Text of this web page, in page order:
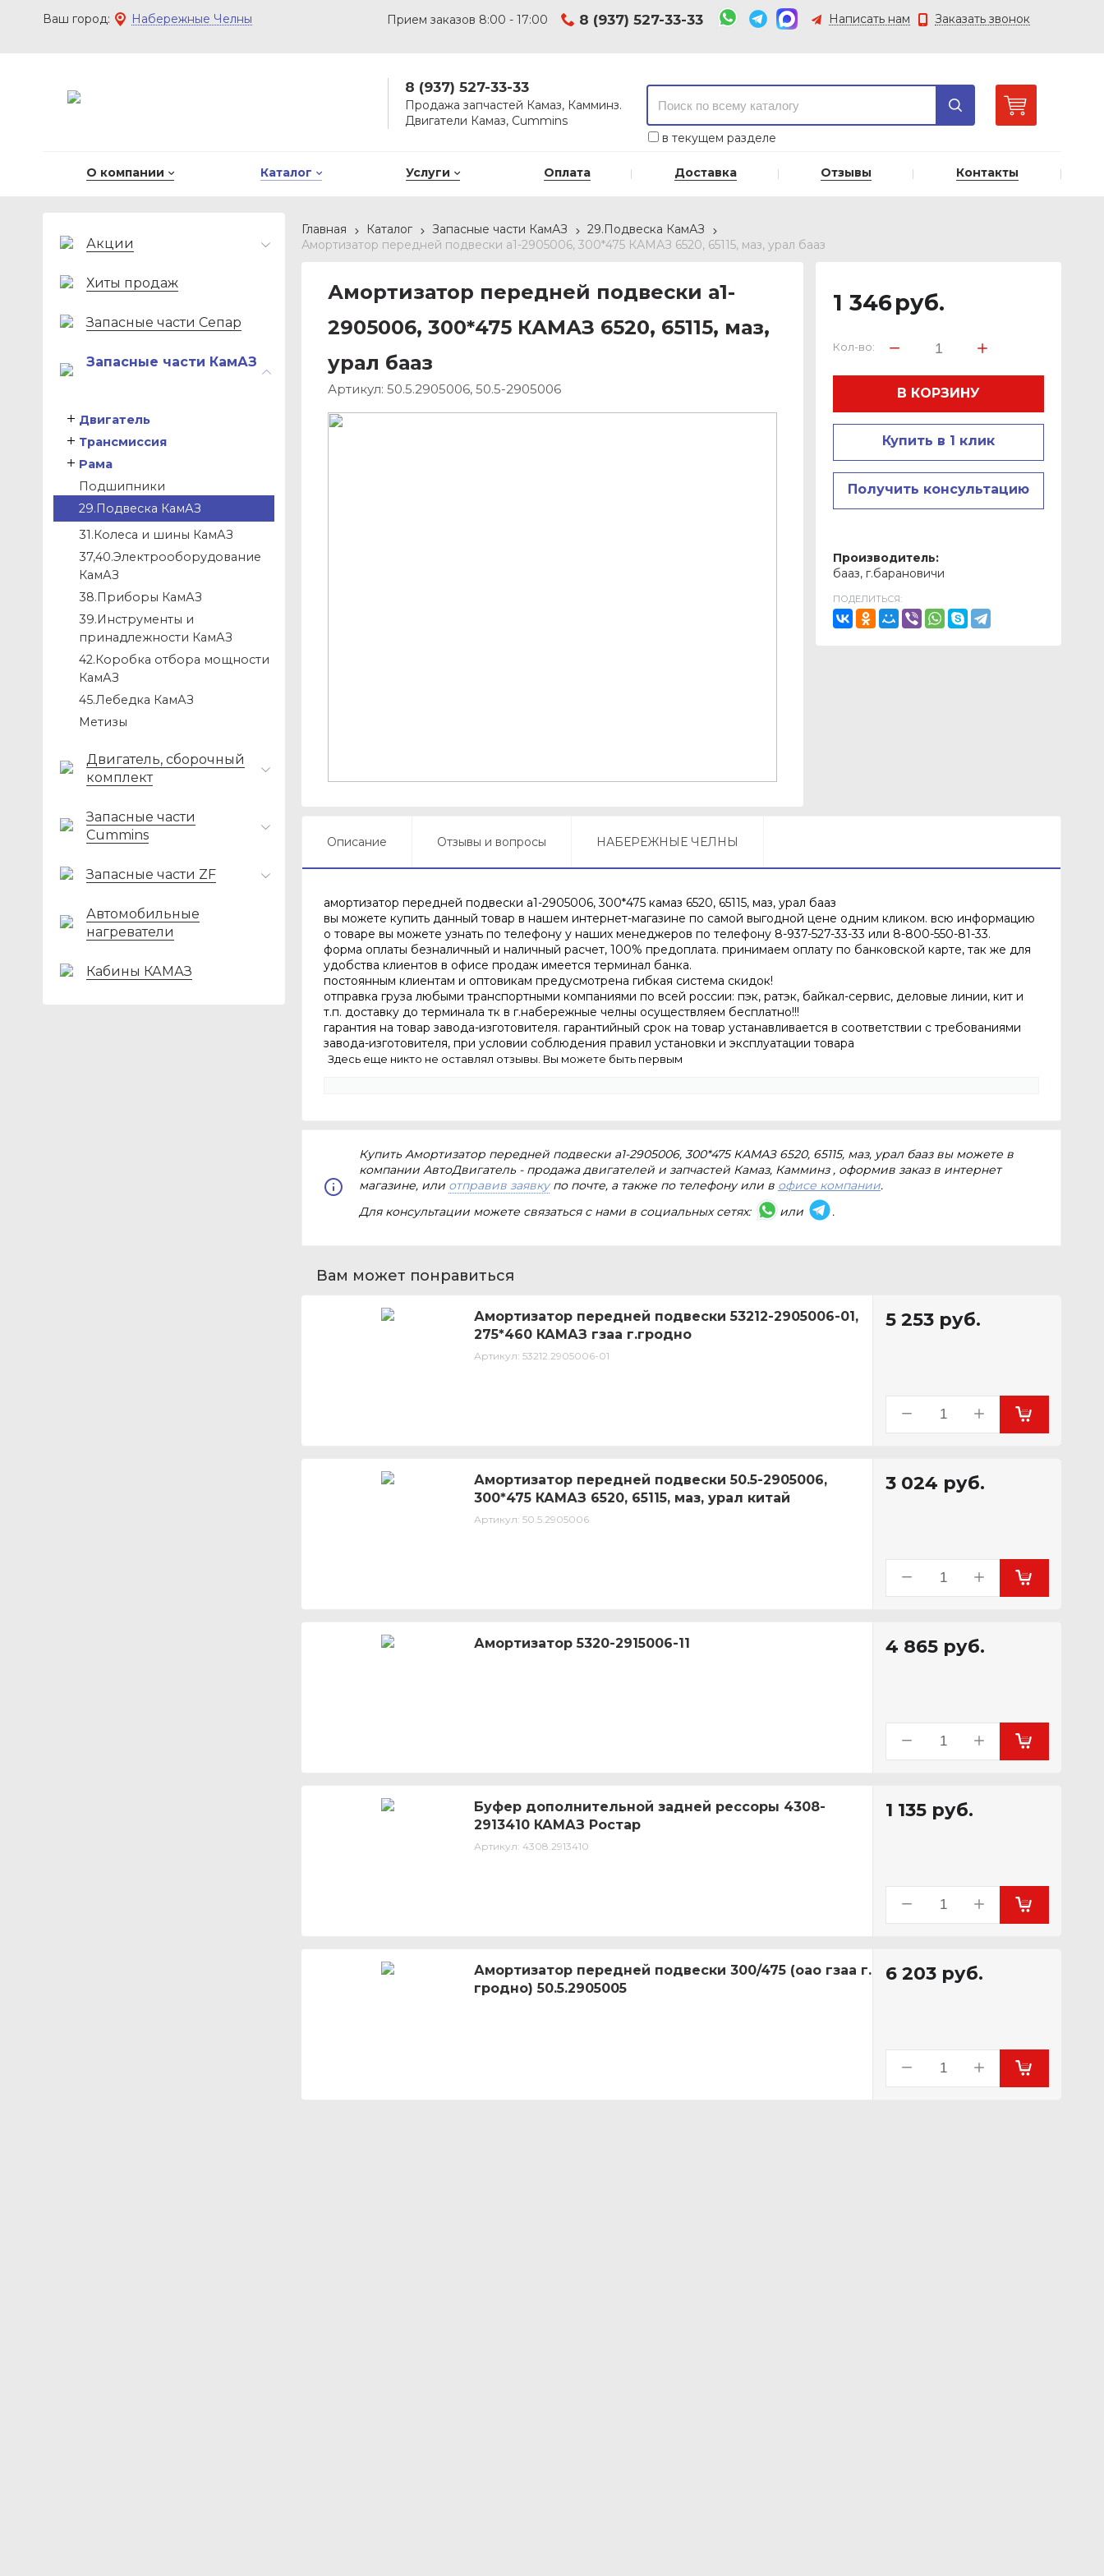
Набережные Челны Прием заказов 8:00 - 17:00 8 (937) 527-33-33 Написать нам Заказать звонок
8 (937) 527-33-33
Продажа запчастей Камаз, Камминз.
Двигатели Камаз, Cummins
в текущем разделе
О компании Каталог Услуги Оплата Доставка Отзывы Контакты
Акции
Хиты продаж
Запасные части Сепар
Запасные части КамАЗ
Двигатель
Трансмиссия
Рама
Подшипники
29.Подвеска КамАЗ
31.Колеса и шины КамАЗ
37,40.Электрооборудование
КамАЗ
38.Приборы КамАЗ
39.Инструменты и
принадлежности КамАЗ
42.Коробка отбора мощности
КамАЗ
45.Лебедка КамАЗ
Метизы
Двигатель, сборочный
комплект
Запасные части
Cummins
Запасные части ZF
Автомобильные
нагреватели
Кабины КАМАЗ
Главная Каталог Запасные части КамАЗ
29.Подвеска КамАЗ
Амортизатор передней подвески а1-2905006, 300*475 КАМАЗ 6520, 65115, маз, урал бааз
Амортизатор передней подвески а1-
2905006, 300*475 КАМАЗ 6520, 65115, маз,
урал бааз
Артикул: 50.5.2905006, 50.5-2905006
1 346руб.
Кол-во:
В КОРЗИНУ
Купить в 1 клик
Получить консультацию
Производитель:
бааз, г.барановичи
ПОДЕЛИТЬСЯ:
Описание Отзывы и вопросы НАБЕРЕЖНЫЕ ЧЕЛНЫ
амортизатор передней подвески а1-2905006, 300*475 камаз 6520, 65115, маз, урал бааз
вы можете купить данный товар в нашем интернет-магазине по самой выгодной цене одним кликом. всю информацию
о товаре вы можете узнать по телефону у наших менеджеров по телефону 8-937-527-33-33 или 8-800-550-81-33.
форма оплаты безналичный и наличный расчет, 100% предоплата. принимаем оплату по банковской карте, так же для
удобства клиентов в офисе продаж имеется терминал банка.
постоянным клиентам и оптовикам предусмотрена гибкая система скидок!
отправка груза любыми транспортными компаниями по всей россии: пэк, ратэк, байкал-сервис, деловые линии, кит и
т.п. доставку до терминала тк в г.набережные челны осуществляем бесплатно!!!
гарантия на товар завода-изготовителя. гарантийный срок на товар устанавливается в соответствии с требованиями
завода-изготовителя, при условии соблюдения правил установки и эксплуатации товара
Здесь еще никто не оставлял отзывы. Вы можете быть первым
Купить Амортизатор передней подвески а1-2905006, 300*475 КАМАЗ 6520, 65115, маз, урал бааз вы можете в
компании АвтоДвигатель - продажа двигателей и запчастей Камаз, Камминз , оформив заказ в интернет
магазине, или отправив заявкупо почте, а также по телефону или в офисе компании.
Для консультации можете связаться с нами в социальных сетях:
или .
Вам может понравиться
Амортизатор передней подвески 53212-2905006-01,
275*460 КАМАЗ гзаа г.гродно
Артикул: 53212.2905006-01
5 253 руб.
Амортизатор передней подвески 50.5-2905006,
300*475 КАМАЗ 6520, 65115, маз, урал китай
Артикул: 50.5.2905006
3 024 руб.
Амортизатор 5320-2915006-11 4 865 руб.
Буфер дополнительной задней рессоры 4308-
2913410 КАМАЗ Ростар
Артикул: 4308.2913410
1 135 руб.
Амортизатор передней подвески 300/475 (оао гзаа г.
гродно) 50.5.2905005
6 203 руб.